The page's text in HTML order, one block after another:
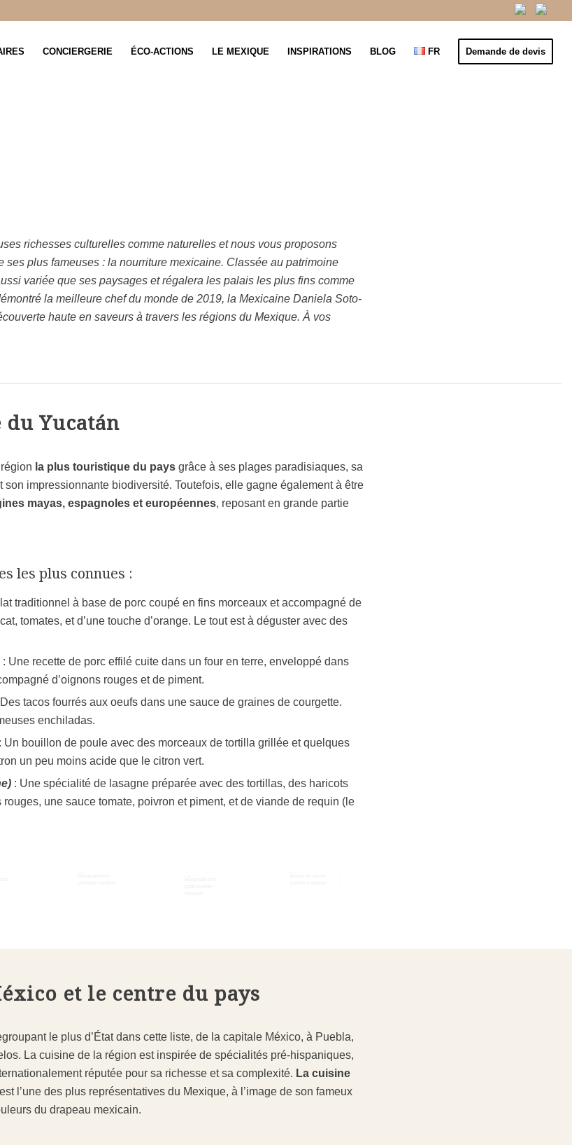
CONCIERGERIE ÉCO-ACTIONS LE MEXIQUE INSPIRATIONS BLOG FR Demande de devis
richesses culturelles comme naturelleset nous vous proposons
ses plus fameuses : la nourriture mexicaine. Classée au patrimoine
variée que ses paysages et régalera les palais les plus fins comme
la meilleure chef du monde de 2019, la Mexicaine Daniela Soto-
haute en saveurs à travers les régions du Mexique. À vos
du Yucatán
la plus touristique du paysgrâce à ses plages paradisiaques, sa
son impressionnante biodiversité. Toutefois, elle gagne également à être
mayas, espagnoles et européennes, reposant en grande partie
les plus connues :
traditionnel à base de porc coupé en fins morceaux et accompagné de
tomates, et d’une touche d’orange. Le tout est à déguster avec des
: Une recette de porc effilé cuite dans un four en terre, enveloppé dans
d’oignons rouges et de piment.
tacos fourrés aux oeufs dans une sauce de graines de courgette.
enchiladas.
bouillon de poule avec des morceaux de tortilla grillée et quelques
un peu moins acide que le citron vert.
: Une spécialité de lasagne préparée avec des tortillas, des haricots
une sauce tomate, poivron et piment, et de viande de requin (le
et le centre du pays
le plus d’État dans cette liste, de la capitale México, à Puebla,
La cuisine de la région est inspirée de spécialités pré-hispaniques,
réputée pour sa richesse et sa complexité. La cuisine
l’une des plus représentatives du Mexique, à l’image de son fameux
du drapeau mexicain.